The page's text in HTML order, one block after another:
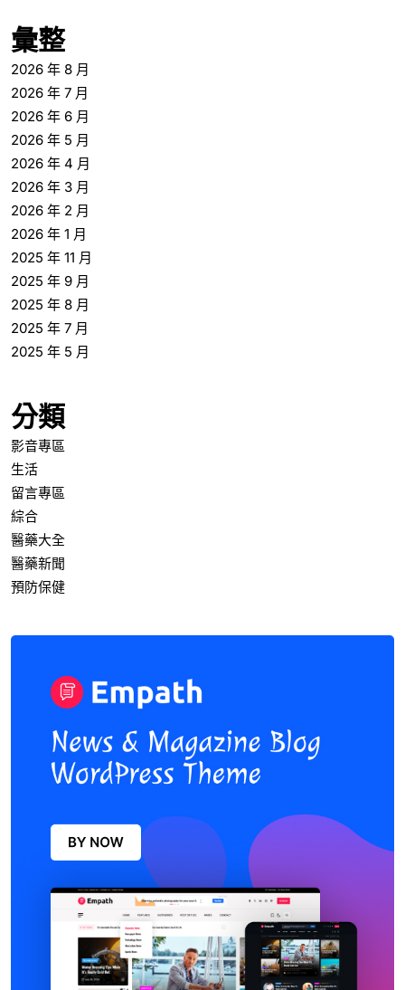
彙整
2026 年 8 月
2026 年 7 月
2026 年 6 月
2026 年 5 月
2026 年 4 月
2026 年 3 月
2026 年 2 月
2026 年 1 月
2025 年 11 月
2025 年 9 月
2025 年 8 月
2025 年 7 月
2025 年 5 月
分類
影音專區
生活
留言專區
綜合
醫藥大全
醫藥新聞
預防保健